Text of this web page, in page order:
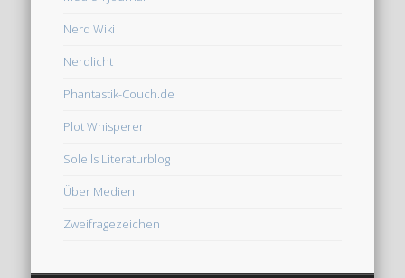
Nerd Wiki
Nerdlicht
Phantastik-Couch.de
Plot Whisperer
Soleils Literaturblog
Über Medien
Zweifragezeichen